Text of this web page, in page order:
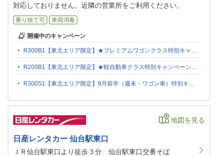
対応しておりません。近隣の営業所をご利用ください。
乗り捨て可 車両消毒
開催中のキャンペーン
R300B1【東北エリア限定】★プレミアムワゴンクラス特別キャンペーン★（B）
R200B1【東北エリア限定】★軽自動車クラス特別キャンペーン★（B）
R300S1【東北エリア限定】9月前半（週末・ワゴン車）特別キャンペーン♪
地図を見る
日産レンタカー 仙台駅東口
ＪＲ仙台駅東口より徒歩３分 仙台駅東口交番そば